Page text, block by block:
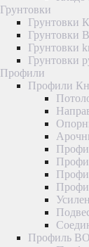
Грунтовки
Грунтовки
Грунтовки
Грунтовки
Грунтовки
Профили
Профили
Профиль